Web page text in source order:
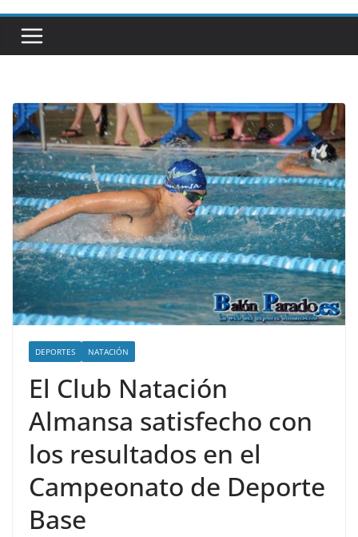
DEPORTES NATACIÓN
El Club Natación
Almansa satisfecho con
los resultados en el
Campeonato de Deporte
Base